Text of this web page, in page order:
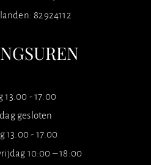
82924112
13.00 - 17.00
gesloten
13.00 - 17.00
10:00 – 18:00